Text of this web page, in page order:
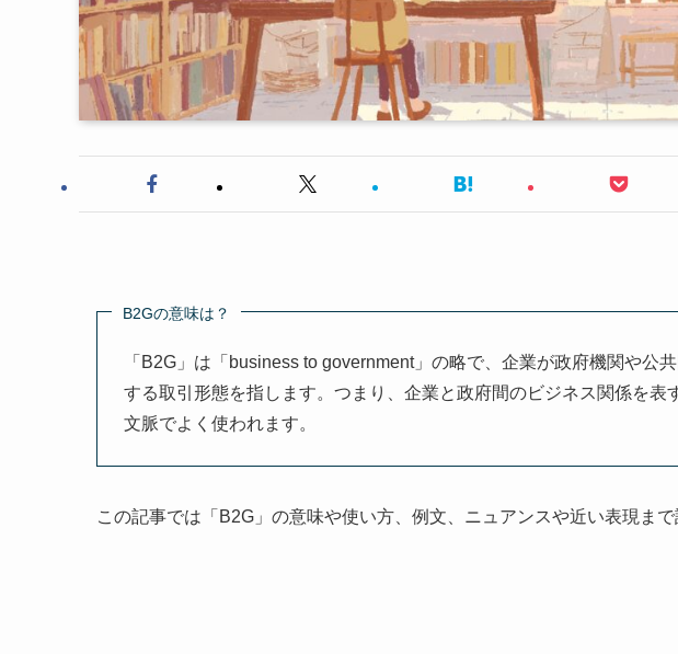
B2Gの意味は？
「B2G」は「business to government」の略で、企業が政府機関や公
する取引形態を指します。つまり、企業と政府間のビジネス関係を表
文脈でよく使われます。
この記事では「B2G」の意味や使い方、例文、ニュアンスや近い表現まで